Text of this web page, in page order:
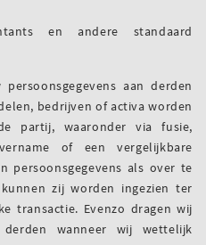
en andere standaard
aan derden
bedrijven of activa worden
partij, waaronder via fusie,
of een vergelijkbare
persoonsgegevens als over te
zij worden ingezien ter
transactie. Evenzo dragen wij
derden wanneer wij wettelijk